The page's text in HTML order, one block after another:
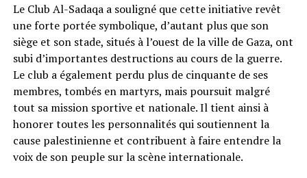
Le Club Al-Sadaqa a souligné que cette initiative revêt
une forte portée symbolique, d’autant plus que son
siège et son stade, situés à l’ouest de la ville de Gaza, ont
subi d’importantes destructions au cours de la guerre.
Le club a également perdu plus de cinquante de ses
membres, tombés en martyrs, mais poursuit malgré
tout sa mission sportive et nationale. Il tient ainsi à
honorer toutes les personnalités qui soutiennent la
cause palestinienne et contribuent à faire entendre la
voix de son peuple sur la scène internationale.